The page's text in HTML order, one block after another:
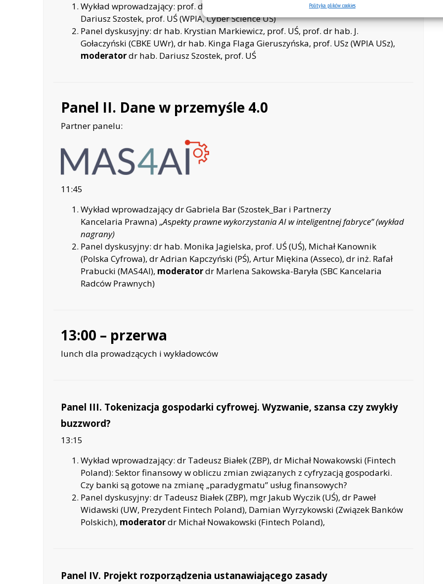
Polityka plików cookies
Wykład wprowadzający: prof. dr hab. Jacek Gołaczyński (CBKE UWr), dr hab.
Dariusz Szostek, prof. UŚ (WPIA, Cyber Science UŚ)
Panel dyskusyjny: dr hab. Krystian Markiewicz, prof. UŚ, prof. dr hab. J.
Gołaczyński (CBKE UWr), dr hab. Kinga Flaga Gieruszyńska, prof. USz (WPIA USz),
moderatordr hab. Dariusz Szostek, prof. UŚ
Panel II. Dane w przemyśle 4.0
Partner panelu:
11:45
Wykład wprowadzający dr Gabriela Bar (Szostek_Bar i Partnerzy
Kancelaria Prawna) „Aspekty prawne wykorzystania AI w inteligentnej fabryce” (wykład
nagrany)
Panel dyskusyjny: dr hab. Monika Jagielska, prof. UŚ (UŚ), Michał Kanownik
(Polska Cyfrowa), dr Adrian Kapczyński (PŚ), Artur Miękina (Asseco), dr inż. Rafał
Prabucki (MAS4AI), moderatordr Marlena Sakowska-Baryła (SBC Kancelaria
Radców Prawnych)
13:00 – przerwa
lunch dla prowadzących i wykładowców
Panel III. Tokenizacja gospodarki cyfrowej. Wyzwanie, szansa czy zwykły
buzzword?
13:15
Wykład wprowadzający: dr Tadeusz Białek (ZBP), dr Michał Nowakowski (Fintech
Poland): Sektor finansowy w obliczu zmian związanych z cyfryzacją gospodarki.
Czy banki są gotowe na zmianę „paradygmatu” usług finansowych?
Panel dyskusyjny: dr Tadeusz Białek (ZBP), mgr Jakub Wyczik (UŚ), dr Paweł
Widawski (UW, Prezydent Fintech Poland), Damian Wyrzykowski (Związek Banków
Polskich), moderatordr Michał Nowakowski (Fintech Poland),
Panel IV. Projekt rozporządzenia ustanawiającego zasady